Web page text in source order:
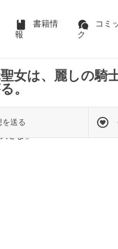
書籍情
報
コミ
ク
女は、麗しの騎
。
を送る